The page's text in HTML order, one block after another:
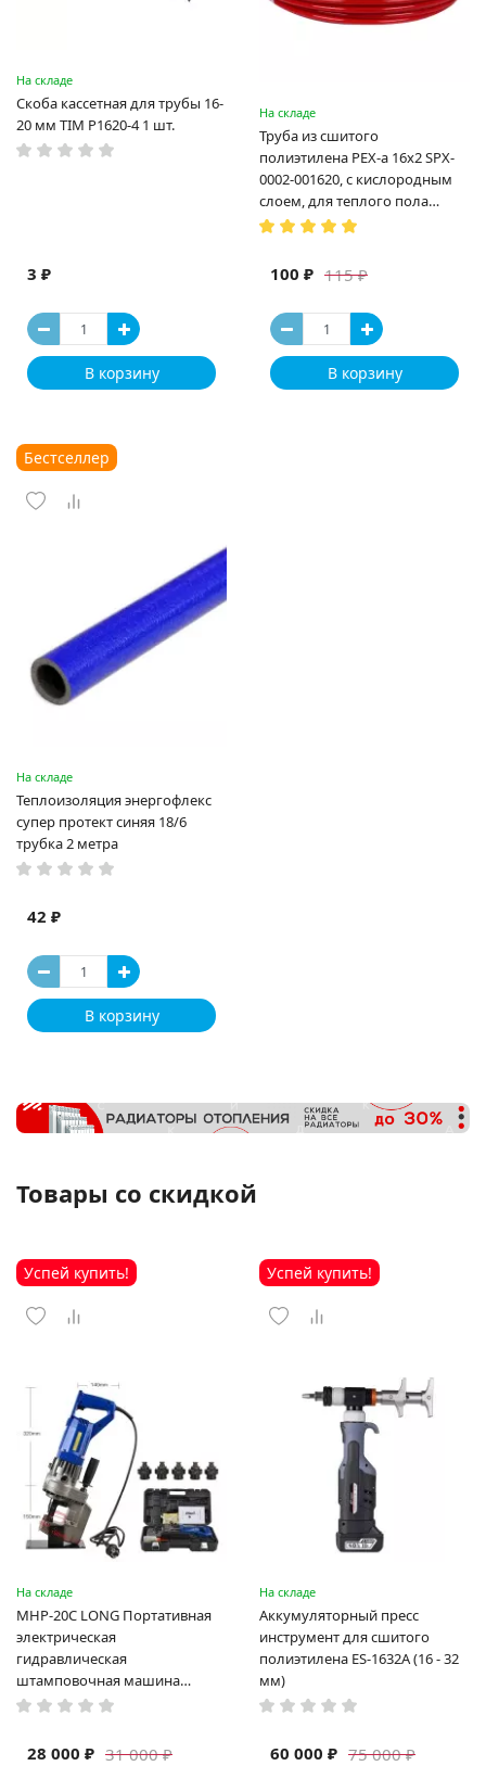
На складе
Скоба кассетная для трубы 16-
20 мм TIM P1620-4 1 шт.
3 ₽
В корзину
На складе
Труба из сшитого
полиэтилена PEX-a 16х2 SPX-
0002-001620, с кислородным
слоем, для теплого пола
(Испания)
115 ₽
100 ₽
В корзину
Бестселлер
На складе
Теплоизоляция энергофлекс
супер протект синяя 18/6
трубка 2 метра
42 ₽
В корзину
Товары со скидкой
Успей купить!
На складе
MHP-20C LONG Портативная
электрическая
гидравлическая
штамповочная машина
высокая мощность и мощный
машина
31 000 ₽
28 000 ₽
Успей купить!
На складе
Аккумуляторный пресс
инструмент для сшитого
полиэтилена ES-1632A (16 - 32
мм)
75 000 ₽
60 000 ₽